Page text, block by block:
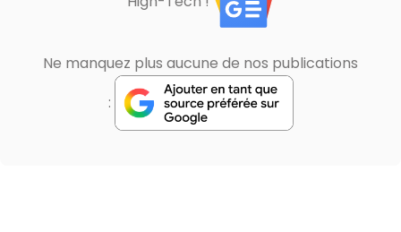
Ne manquez plus aucune de nos publications
: